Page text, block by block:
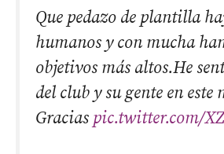
Que pedazo de plantilla
humanos y con mucha
objetivos más altos.He
del club y su gente en este
Gracias pic.twitter.com/